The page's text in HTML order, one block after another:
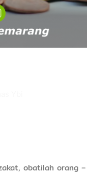
obatilah orang